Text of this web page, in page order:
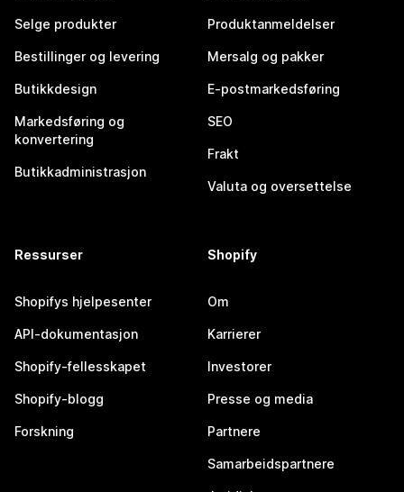
Selge produkter
Bestillinger og levering
Butikkdesign
Markedsføring og
konvertering
Butikkadministrasjon
Produktanmeldelser
Mersalg og pakker
E-postmarkedsføring
SEO
Frakt
Valuta og oversettelse
Ressurser
Shopifys hjelpesenter
API-dokumentasjon
Shopify-fellesskapet
Shopify-blogg
Forskning
Shopify
Om
Karrierer
Investorer
Presse og media
Partnere
Samarbeidspartnere